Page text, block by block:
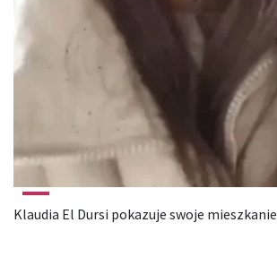
Klaudia El Dursi pokazuje swoje mieszkanie